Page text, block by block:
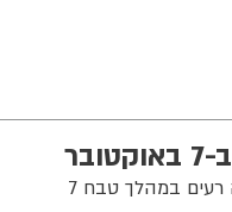
צה"ל חיסל ראש חוליית נוחבה בזרוע הצבאית של חמאס, שחדר למחנה רעים במהלך טבח 7